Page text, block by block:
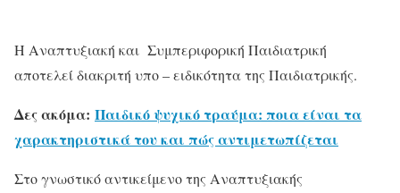
Η Αναπτυξιακή και Συμπεριφορική Παιδιατρική
αποτελεί διακριτή υπο – ειδικότητα της Παιδιατρικής.
Δες ακόμα: Παιδικό ψυχικό τραύμα: ποια είναι τα
χαρακτηριστικά του και πώς αντιμετωπίζεται
Στο γνωστικό αντικείμενο της Αναπτυξιακής